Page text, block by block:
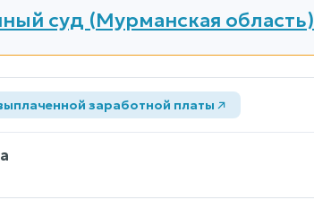
суд (Мурманская область)
заработной платы